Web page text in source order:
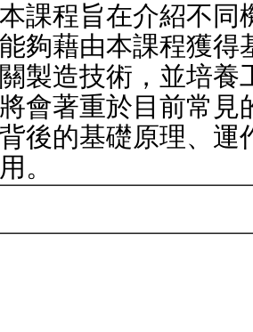
本課程旨在介紹不同
能夠藉由本課程獲得
關製造技術，並培養
將會著重於目前常見
背後的基礎原理、運
用。